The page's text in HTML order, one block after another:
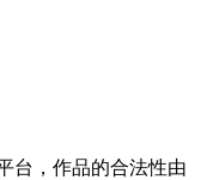
台，作品的合法性由